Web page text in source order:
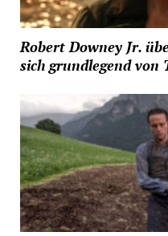
Robert Downey Jr.
sich grundlegend von